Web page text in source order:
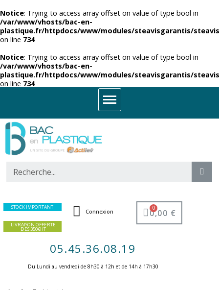
Notice: Trying to access array offset on value of type bool in
/var/www/vhosts/bac-en-
plastique.fr/httpdocs/www/modules/steavisgarantis/
on line 734
Notice: Trying to access array offset on value of type bool in
/var/www/vhosts/bac-en-
plastique.fr/httpdocs/www/modules/steavisgarantis/
on line 734
STOCK IMPORTANT
LIVRAISON OFFERTE
DES 350€HT
Connexion 0,00 €
05.45.36.08.19
Du Lundi au vendredi de 8h30 à 12h et de 14h à 17h30 ​